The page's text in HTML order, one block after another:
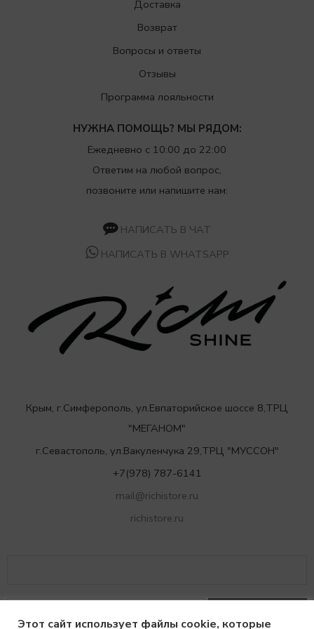
Доставка
Возврат
Вопросы и ответы
Отзывы
Программа лояльности
НУЖНА ПОМОЩЬ? МЫ РЯДОМ:
Ежедневно с 10:00 до 22:00
Ответим на любой вопрос,
позвоните или напишите нам:
НАПИСАТЬ В ЧАТ
НАПИСАТЬ В WHATSAPP
Крым, г.Симферополь, ул.Евпаторийское шоссе 8,ТРЦ
"МЕГАНОМ"
г.Севастополь, ул.Вакуленчука 29,ТРЦ "МУССОН"
+7(978) 787-6141
mail@richistore.ru
richistore.ru
Этот сайт использует файлы cookie, которые